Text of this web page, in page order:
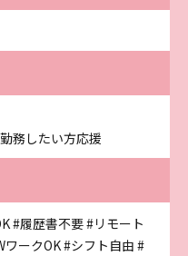
務したい方応援
#履歴書不要#リモート
ワークOK#シフト自由 #